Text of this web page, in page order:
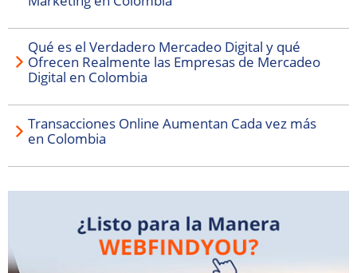
Qué es el Verdadero Mercadeo Digital y qué
Ofrecen Realmente las Empresas de Mercadeo
Digital en Colombia
Transacciones Online Aumentan Cada vez más
en Colombia